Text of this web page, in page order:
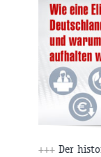
+++ Der